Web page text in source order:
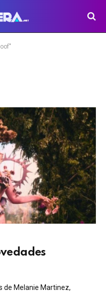
de Melanie Martinez,